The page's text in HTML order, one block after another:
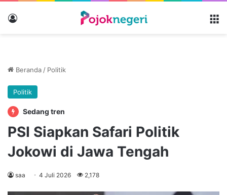
Beranda / Politik
Politik
Sedang tren
PSI Siapkan Safari Politik
Jokowi di Jawa Tengah
saa 4 Juli 2026 2,178